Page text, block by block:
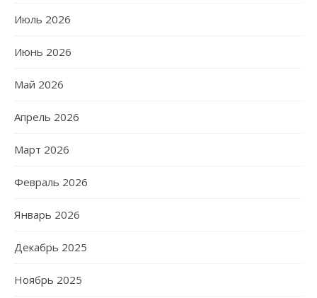
Июль 2026
Июнь 2026
Май 2026
Апрель 2026
Март 2026
Февраль 2026
Январь 2026
Декабрь 2025
Ноябрь 2025